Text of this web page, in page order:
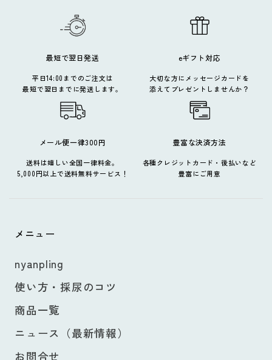
最短で翌日発送
平日14:00までのご注文は
最短で翌日までに発送します。
eギフト対応
大切な方にメッセージカードを
添えてプレゼントしませんか？
メール便一律300円
送料は嬉しい全国一律料金。
5,000円以上で送料無料サービス！
豊富な決済方法
各種クレジットカード・後払いなど
豊富にご用意
メニュー
nyanpling
使い方・採尿のコツ
商品一覧
ニュース（最新情報）
お問合せ